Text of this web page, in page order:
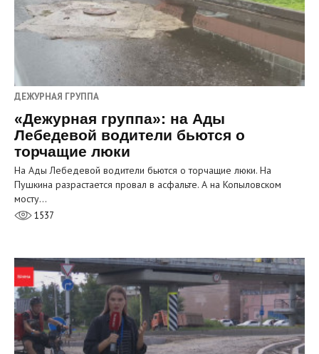
ДЕЖУРНАЯ ГРУППА
«Дежурная группа»: на Ады
Лебедевой водители бьются о
торчащие люки
На Ады Лебедевой водители бьются о торчащие люки. На
Пушкина разрастается провал в асфальте. А на Копыловском
мосту…
1537